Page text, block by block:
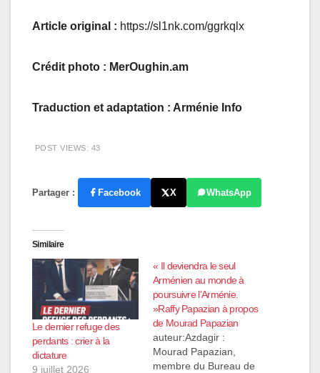
Article original : https://sl1nk.com/ggrkqlx
Crédit photo : MerOughin.am
Traduction et adaptation : Arménie Info
POST VIEWS: 43
Partager : Facebook X WhatsApp
Similaire
Le dernier refuge des
perdants : crier à la
dictature
9 juillet 2026
« Il deviendra le seul
Arménien au monde à
poursuivre l’Arménie.
»Raffy Papazian à propos
de Mourad Papazian
auteur:Azdagir :
Mourad Papazian,
membre du Bureau de